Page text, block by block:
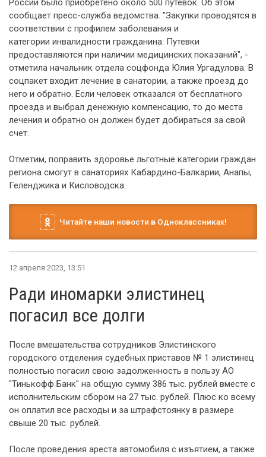
России было приобретено около 500 путевок. Об этом
сообщает пресс-служба ведомства. "Закупки проводятся в
соответствии с профилем заболевания и
категории инвалидности гражданина. Путевки
предоставляются при наличии медицинских показаний", -
отметила начальник отдела соцфонда Юлия Ургадулова. В
соцпакет входит лечение в санатории, а также проезд до
него и обратно. Если человек отказался от бесплатного
проезда и выбрал денежную компенсацию, то до места
лечения и обратно он должен будет добираться за свой
счет.
Отметим, поправить здоровье льготные категории граждан
региона смогут в санаториях Кабардино-Балкарии, Анапы,
Геленджика и Кисловодска.
Читайте наши новости в Одноклассниках!
12 апреля 2023, 13:51
Ради иномарки элистинец
погасил все долги
После вмешательства сотрудников Элистинского
городского отделения судебных приставов № 1 элистинец
полностью погасил свою задолженность в пользу АО
"Тинькофф Банк" на общую сумму 386 тыс. рублей вместе с
исполнительским сбором на 27 тыс. рублей. Плюс ко всему
он оплатил все расходы и за штрафстоянку в размере
свыше 20 тыс. рублей.
После проведения ареста автомобиля с изъятием, а также